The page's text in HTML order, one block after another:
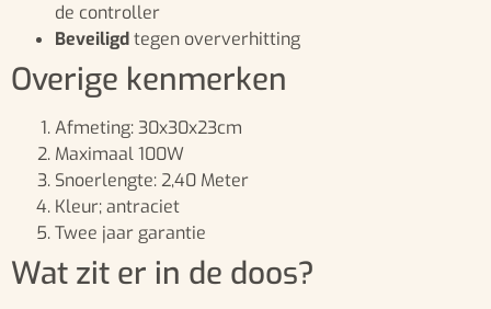
de controller
Beveiligdtegen oververhitting
Overige kenmerken
Afmeting: 30x30x23cm
Maximaal 100W
Snoerlengte: 2,40 Meter
Kleur; antraciet
Twee jaar garantie
Wat zit er in de doos?